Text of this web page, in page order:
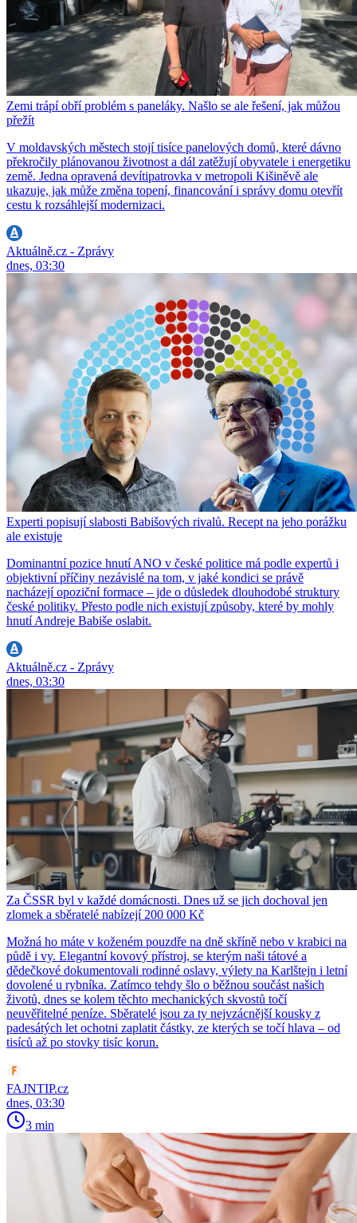
Zemi trápí obří problém s paneláky. Našlo se ale řešení, jak můžou
přežít
V moldavských městech stojí tisíce panelových domů, které dávno
překročily plánovanou životnost a dál zatěžují obyvatele i energetiku
země. Jedna opravená devítipatrovka v metropoli Kišiněvě ale
ukazuje, jak může změna topení, financování i správy domu otevřít
cestu k rozsáhlejší modernizaci.
Aktuálně.cz - Zprávy
dnes, 03:30
Experti popisují slabosti Babišových rivalů. Recept na jeho porážku
ale existuje
Dominantní pozice hnutí ANO v české politice má podle expertů i
objektivní příčiny nezávislé na tom, v jaké kondici se právě
nacházejí opoziční formace – jde o důsledek dlouhodobé struktury
české politiky. Přesto podle nich existují způsoby, které by mohly
hnutí Andreje Babiše oslabit.
Aktuálně.cz - Zprávy
dnes, 03:30
Za ČSSR byl v každé domácnosti. Dnes už se jich dochoval jen
zlomek a sběratelé nabízejí 200 000 Kč
Možná ho máte v koženém pouzdře na dně skříně nebo v krabici na
půdě i vy. Elegantní kovový přístroj, se kterým naši tátové a
dědečkové dokumentovali rodinné oslavy, výlety na Karlštejn i letní
dovolené u rybníka. Zatímco tehdy šlo o běžnou součást našich
životů, dnes se kolem těchto mechanických skvostů točí
neuvěřitelné peníze. Sběratelé jsou za ty nejvzácnější kousky z
padesátých let ochotni zaplatit částky, ze kterých se točí hlava – od
tisíců až po stovky tisíc korun.
FAJNTIP.cz
dnes, 03:30
3 min